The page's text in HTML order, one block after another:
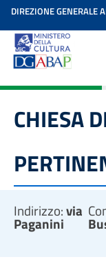
contenuto
DIREZIONE GENERALE
CHIESA
Indirizzo:via
Paganini